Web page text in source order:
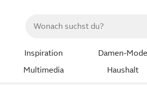
Inspiration Damen-Mode
Multimedia
Haushalt